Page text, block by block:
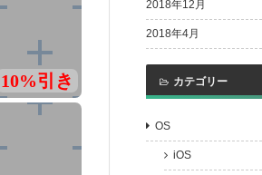
10%引き
2018年12月
2018年4月
カテゴリー
OS
iOS